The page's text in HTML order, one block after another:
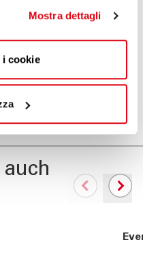
Mostra dettagli
cookie